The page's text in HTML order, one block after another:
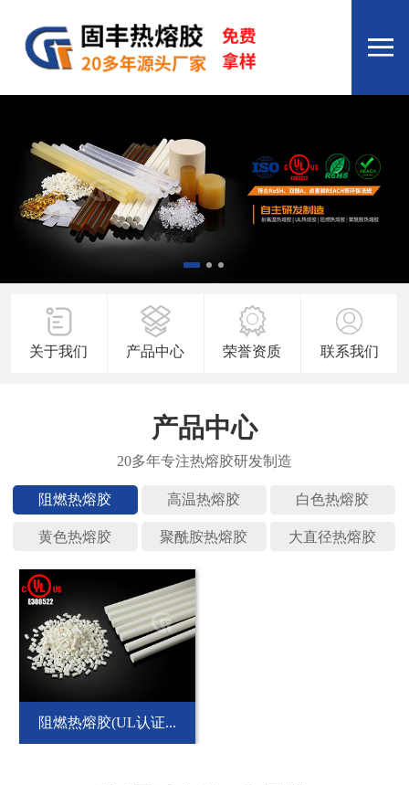
关于我们 产品中心 荣誉资质 联系我们
产品中心
阻燃热熔 高温热熔 白色热熔
黄色热熔 聚酰胺热 大直径热
阻燃热熔胶(UL认证...